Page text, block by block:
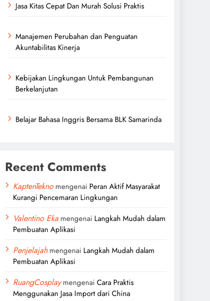
Jasa Kitas Cepat Dan Murah Solusi Praktis
Manajemen Perubahan dan Penguatan
Akuntabilitas Kinerja
Kebijakan Lingkungan Untuk Pembangunan
Berkelanjutan
Belajar Bahasa Inggris Bersama BLK Samarinda
Recent Comments
KaptenTeknomengenai Peran Aktif Masyarakat
Kurangi Pencemaran Lingkungan
Valentino Eka mengenai Langkah Mudah dalam
Pembuatan Aplikasi
Penjelajahmengenai Langkah Mudah dalam
Pembuatan Aplikasi
RuangCosplaymengenai Cara Praktis
Menggunakan Jasa Import dari China